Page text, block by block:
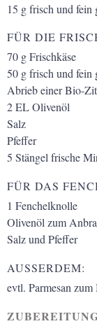
15 gfrisch und fein
FÜR DIE
70 gFrischkäse
50 gfrisch und fein
Abrieb einer Bio-
2ELOlivenöl
Salz
Pfeffer
5 Stängel frische
FÜR DAS
1 Fenchelknolle
Olivenöl zum
Salz und Pfeffer
AUSSERDEM:
evtl. Parmesan zum